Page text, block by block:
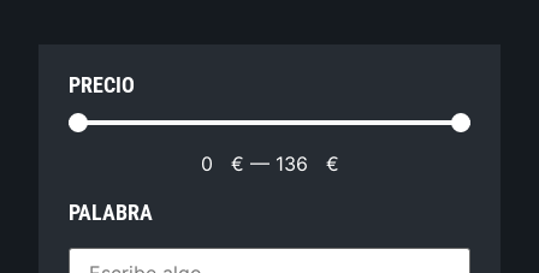
PRECIO
0 € — 136 €
PALABRA